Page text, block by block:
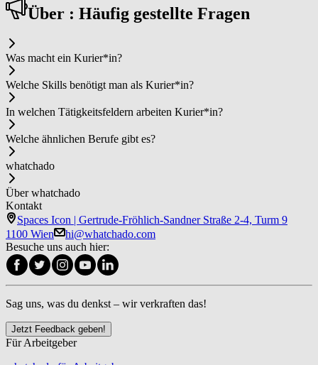
Über : Häufig gestellte Fragen
Was macht ein Ku­rier*in?
Welche Skills benötigt man als Ku­rier*in?
In welchen Tätigkeitsfeldern arbeiten Ku­rier*in?
Welche ähnlichen Berufe gibt es?
whatchado
Über whatchado
Kontakt
Spaces Icon | Gertrude-Fröhlich-Sandner Straße 2-4, Turm 9
1100 Wien
hi@whatchado.com
Besuche uns auch hier:
Sag uns, was du denkst – wir verkraften das!
Jetzt Feedback geben!
Für Arbeitgeber